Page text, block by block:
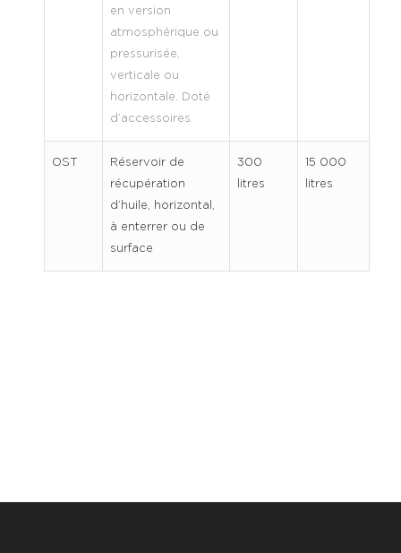
en version
atmosphérique ou
pressurisée,
verticale ou
horizontale. Doté
d’accessoires.
OST
Réservoir de
récupération
d’huile, horizontal,
à enterrer ou de
surface
300
litres
15 000
litres